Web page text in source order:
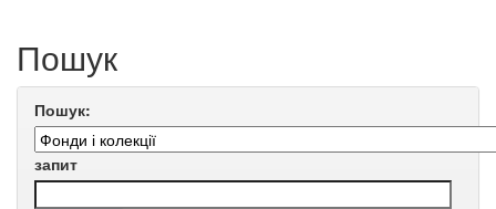
Пошук
Пошук:
запит